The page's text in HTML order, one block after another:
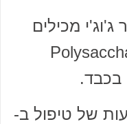
ג'וג'י מכילים
שאחרי 8 שבועות של טיפול ב-